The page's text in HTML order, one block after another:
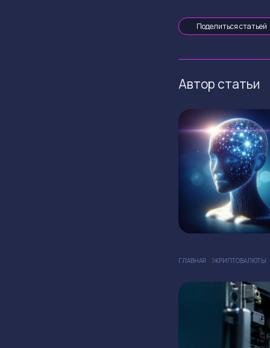
Поделиться статьей
Автор статьи
ГЛАВНАЯ КРИПТОВАЛЮТЫ